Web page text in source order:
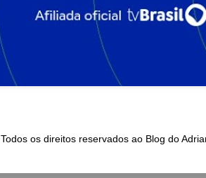
Todos os direitos reservados ao Blog do